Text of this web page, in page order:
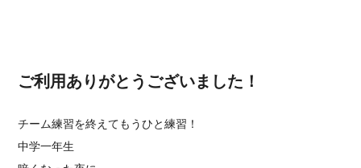
ご利用ありがとうございました！
チーム練習を終えてもうひと練習！
中学一年生